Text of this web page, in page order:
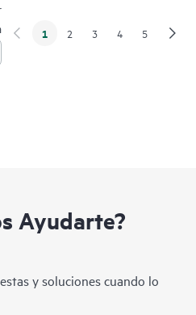
1 2 3 4 5
Ayudarte?
y soluciones cuando lo